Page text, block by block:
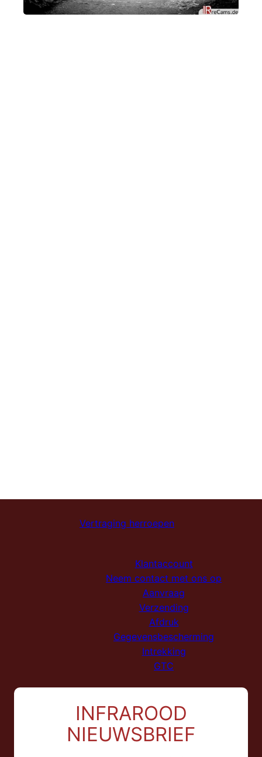
Vertraging herroepen
Klantaccount
Neem contact met ons op
Aanvraag
Verzending
Afdruk
Gegevensbescherming
Intrekking
GTC
INFRAROOD
NIEUWSBRIEF